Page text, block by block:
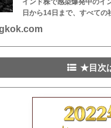
インド株で感染爆発中のイ
日から14日まで、すべての
★目次